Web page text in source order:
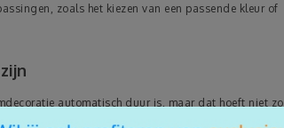
zoals het kiezen van een passende kleur of
automatisch duur is, maar dat hoeft niet zo
in de juiste elementen, kan je een mooi resultaat